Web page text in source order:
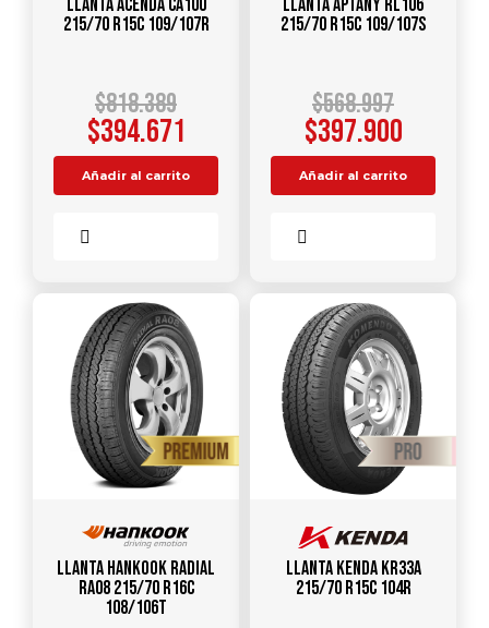
Llanta ACENDA CA100
215/70 R15C 109/107R
$818.389
$394.671
Añadir al carrito
Llanta APTANY RL106
215/70 R15C 109/107S
$568.997
$397.900
Añadir al carrito
Llanta HANKOOK Radial
RA08 215/70 R16C
108/106T
Llanta KENDA KR33A
215/70 R15C 104R